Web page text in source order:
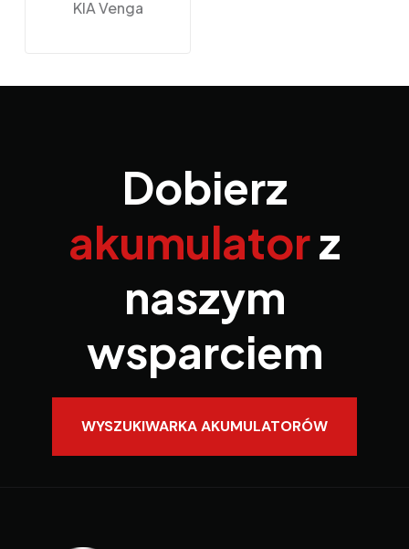
KIA Venga
Dobierz
akumulatorz
naszym
wsparciem
WYSZUKIWARKA AKUMULATORÓW